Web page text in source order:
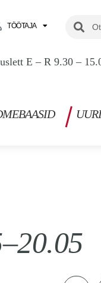
TÖÖTAJA Search
E – R 9.30 –